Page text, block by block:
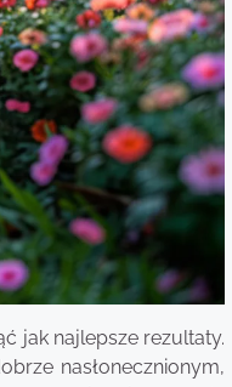
jak najlepsze rezultaty.
nasłonecznionym,